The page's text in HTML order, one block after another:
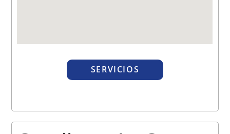
SERVICIOS